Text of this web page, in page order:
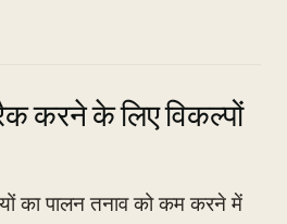
करने के लिए विकल्पों
का पालन तनाव को कम करने में